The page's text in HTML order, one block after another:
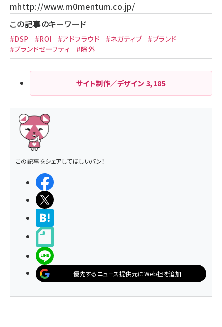
mhttp://www.m0mentum.co.jp/
この記事のキーワード
#DSP #ROI #アドフラウド #ネガティブ
#ブランド
#ブランドセーフティ
#除外
サイト制作／デザイン 3,185
この記事をシェアしてほしいパン！
優先するニュース提供元にWeb担を追加